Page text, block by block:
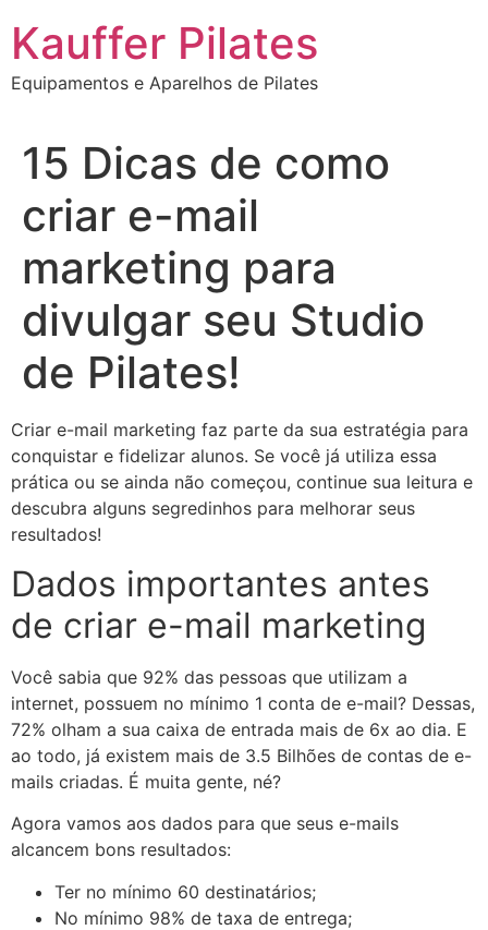
para
conteúdo
Kauffer Pilates
Equipamentos e Aparelhos de Pilates
15 Dicas de como
criar e-mail
marketing para
divulgar seu Studio
de Pilates!
Criar e-mail marketing faz parte da sua estratégia para
conquistar e fidelizar alunos. Se você já utiliza essa
prática ou se ainda não começou, continue sua leitura e
descubra alguns segredinhos para melhorar seus
resultados!
Dados importantes antes
de criar e-mail marketing
Você sabia que 92% das pessoas que utilizam a
internet, possuem no mínimo 1 conta de e-mail? Dessas,
72% olham a sua caixa de entrada mais de 6x ao dia. E
ao todo, já existem mais de 3.5 Bilhões de contas de e-
mails criadas. É muita gente, né?
Agora vamos aos dados para que seus e-mails
alcancem bons resultados:
Ter no mínimo 60 destinatários;
No mínimo 98% de taxa de entrega;